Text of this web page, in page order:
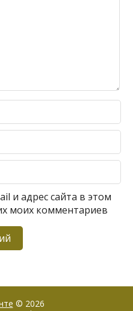
и адрес сайта в этом
моих комментариев
© 2026